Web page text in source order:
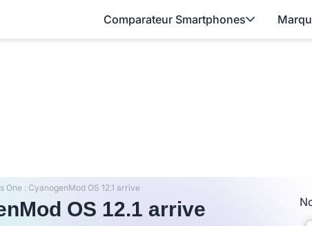
Comparateur Smartphones
One : CyanogenMod OS 12.1 arrive
OS 12.1 arrive